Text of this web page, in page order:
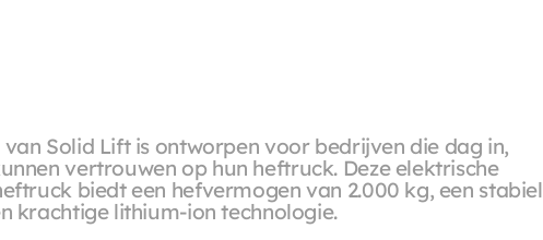
van Solid Lift is ontworpen voor bedrijven die dag in,
vertrouwen op hun heftruck. Deze elektrische
biedt een hefvermogen van 2.000 kg, een stabiel
krachtige lithium-ion technologie.